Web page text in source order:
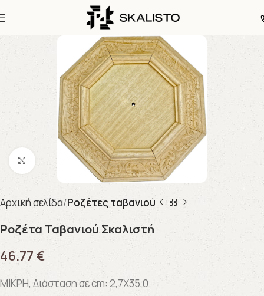
Click to enlarge
Αρχική σελίδα Ροζέτες ταβανιού
Ροζέτα Ταβανιού Σκαλιστή
46.77€
ΜΙΚΡΗ, Διάσταση σε cm: 2,7X35,0